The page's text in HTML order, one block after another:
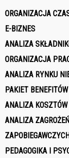
ORGANIZACJA
E-BIZNES
ANALIZA
ORGANIZACJA
ANALIZA RYNKU
PAKIET
ANALIZA
ANALIZA
ZAPOBIEGAWCZYCH
PEDAGOGIKA I